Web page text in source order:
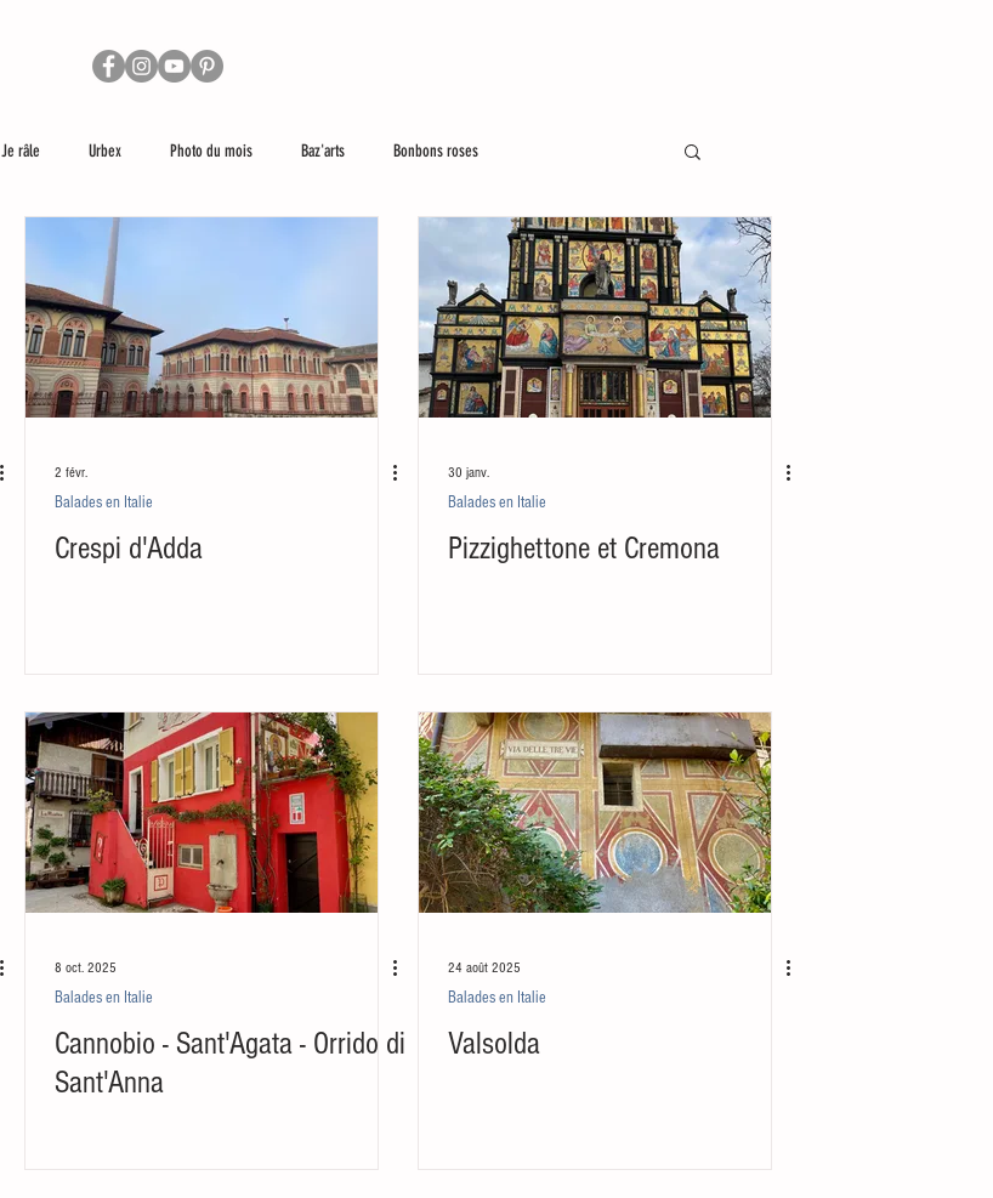
Je râle Urbex Photo du mois Baz'arts Bonbons roses
Les réseaux sociaux et moi
2 févr.
Balades en Italie
Crespi d'Adda
30 janv.
Balades en Italie
Pizzighettone et Cremona
8 oct. 2025
Balades en Italie
Cannobio - Sant'Agata - Orrido di
Sant'Anna
24 août 2025
Balades en Italie
Valsolda